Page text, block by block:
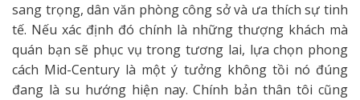
sang trọng, dân văn phòng công sở và ưa thích sự tinh
tế. Nếu xác định đó chính là những thượng khách mà
quán bạn sẽ phục vụ trong tương lai, lựa chọn phong
cách Mid-Century là một ý tưởng không tồi nó đúng
đang là su hướng hiện nay. Chính bản thân tôi cũng